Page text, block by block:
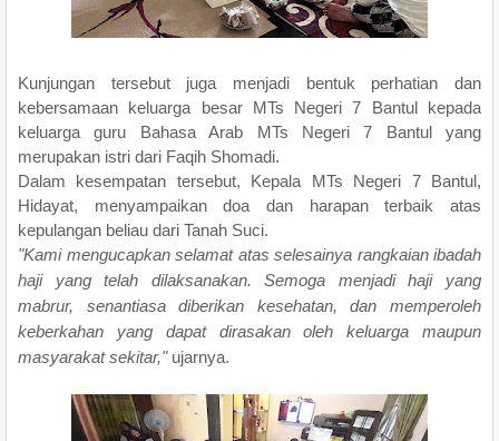
Kunjungan tersebut juga menjadi bentuk perhatian dan
kebersamaan keluarga besar MTs Negeri 7 Bantul kepada
keluarga guru Bahasa Arab MTs Negeri 7 Bantul yang
merupakan istri dari Faqih Shomadi.
Dalam kesempatan tersebut, Kepala MTs Negeri 7 Bantul,
Hidayat, menyampaikan doa dan harapan terbaik atas
kepulangan beliau dari Tanah Suci.
"Kami mengucapkan selamat atas selesainya rangkaian ibadah
haji yang telah dilaksanakan. Semoga menjadi haji yang
mabrur, senantiasa diberikan kesehatan, dan memperoleh
keberkahan yang dapat dirasakan oleh keluarga maupun
masyarakat sekitar,"ujarnya.